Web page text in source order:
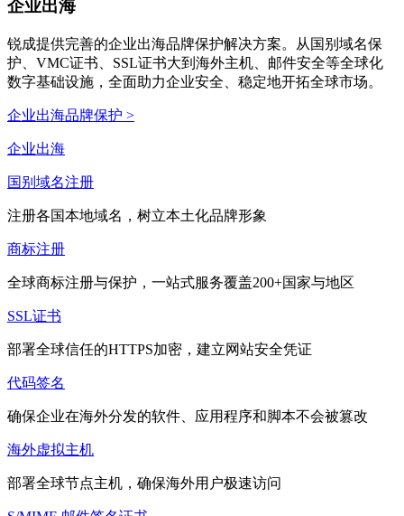
企业出海
锐成提供完善的企业出海品牌保护解决方案。从国别域名保
护、VMC证书、SSL证书大到海外主机、邮件安全等全球化
数字基础设施，全面助力企业安全、稳定地开拓全球市场。
企业出海品牌保护 >
企业出海
国别域名注册
注册各国本地域名，树立本土化品牌形象
商标注册
全球商标注册与保护，一站式服务覆盖200+国家与地区
SSL证书
部署全球信任的HTTPS加密，建立网站安全凭证
代码签名
确保企业在海外分发的软件、应用程序和脚本不会被篡改
海外虚拟主机
部署全球节点主机，确保海外用户极速访问